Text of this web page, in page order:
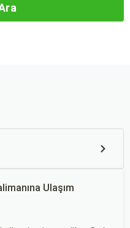
Ulaşım